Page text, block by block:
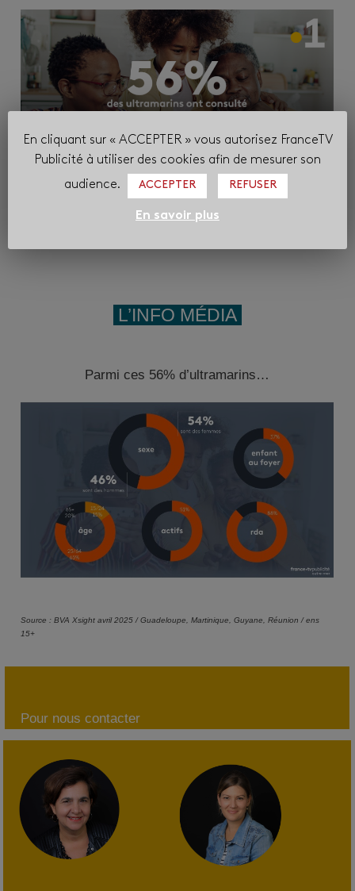
Source : BVA Xsight avril 2025 / Guadeloupe, Martinique, Guyane, Réunion / ens
L’INFO MÉDIA
Parmi ces 56% d’ultramarins…
Source : BVA Xsight avril 2025 / Guadeloupe, Martinique, Guyane, Réunion / ens
15+
Pour nous contacter
En cliquant sur « ACCEPTER » vous autorisez FranceTV
Publicité à utiliser des cookies afin de mesurer son
audience.
ACCEPTER REFUSER
En savoir plus